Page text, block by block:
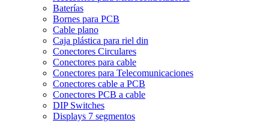
Baterías
Bornes para PCB
Cable plano
Caja plástica para riel din
Conectores Circulares
Conectores para cable
Conectores para Telecomunicaciones
Conectores cable a PCB
Conectores PCB a cable
DIP Switches
Displays 7 segmentos